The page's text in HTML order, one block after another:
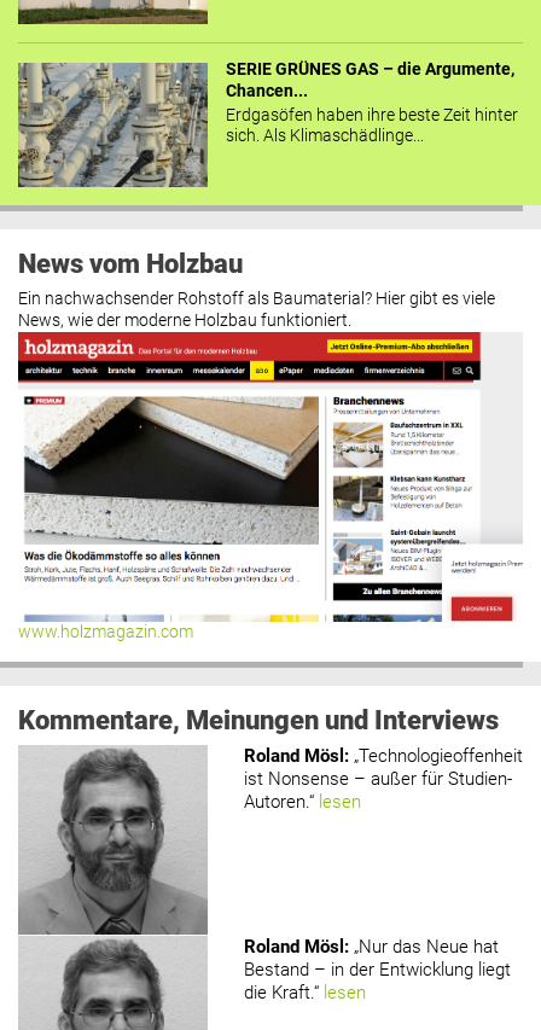
SERIE GRÜNES GAS – die Argumente,
Chancen...
Erdgasöfen haben ihre beste Zeit hinter
sich. Als Klimaschädlinge...
News vom Holzbau
Ein nachwachsender Rohstoff als Baumaterial? Hier gibt es viele
News, wie der moderne Holzbau funktioniert.
www.holzmagazin.com
Kommentare, Meinungen und Interviews
Roland Mösl : „Technologieoffenheit
ist Nonsense – außer für Studien-
Autoren.“ lesen
Roland Mösl : „Nur das Neue hat
Bestand – in der Entwicklung liegt
die Kraft.“ lesen